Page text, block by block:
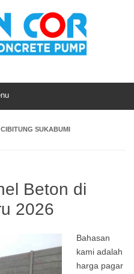
SUKABUMI
Beton di
2026
Bahasan
kami adalah
harga pagar